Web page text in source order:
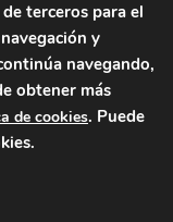
Creativa
Cookies
terceros para el
y
navegando,
obtener más
de cookies. Puede